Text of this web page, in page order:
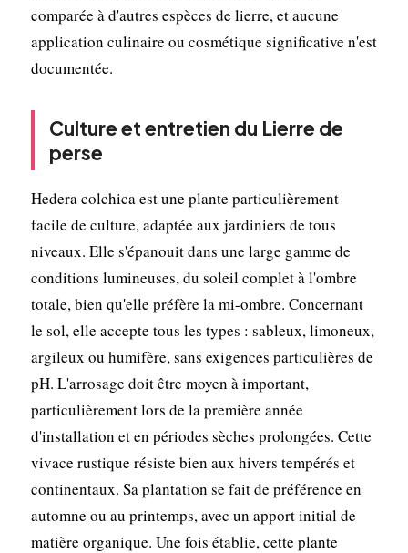
comparée à d'autres espèces de lierre, et aucune
application culinaire ou cosmétique significative n'est
documentée.
Culture et entretien du Lierre de
perse
Hedera colchica est une plante particulièrement
facile de culture, adaptée aux jardiniers de tous
niveaux. Elle s'épanouit dans une large gamme de
conditions lumineuses, du soleil complet à l'ombre
totale, bien qu'elle préfère la mi-ombre. Concernant
le sol, elle accepte tous les types : sableux, limoneux,
argileux ou humifère, sans exigences particulières de
pH. L'arrosage doit être moyen à important,
particulièrement lors de la première année
d'installation et en périodes sèches prolongées. Cette
vivace rustique résiste bien aux hivers tempérés et
continentaux. Sa plantation se fait de préférence en
automne ou au printemps, avec un apport initial de
matière organique. Une fois établie, cette plante